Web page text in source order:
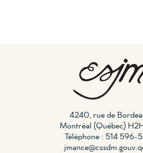
4240, rue de
Montréal (Québec)
Téléphone : 514 596-